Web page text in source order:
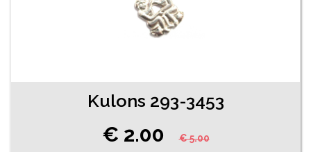
Kulons 293-3453
€ 2.00€ 5.00